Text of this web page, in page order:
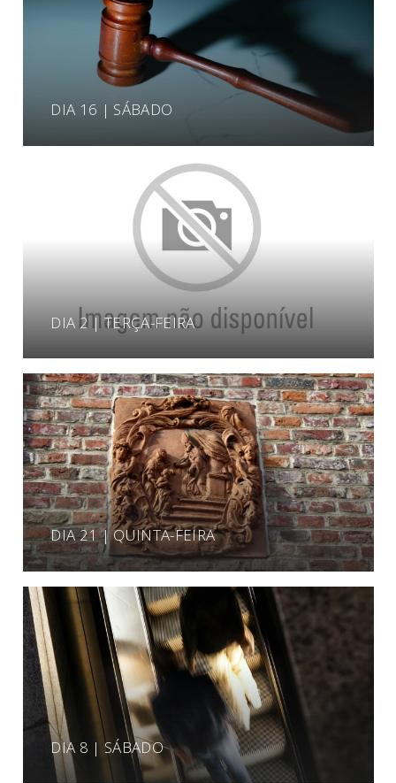
DIA 16 | SÁBADO
DIA 2 | TERÇA-FEIRA
DIA 21 | QUINTA-FEIRA
DIA 8 | SÁBADO